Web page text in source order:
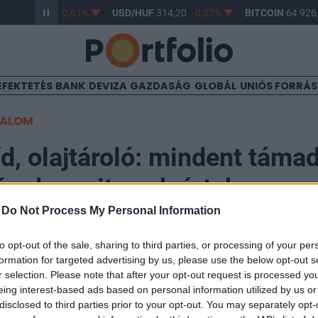
Do Not Process My Personal Information
opt-out of the sale, sharing to third parties, or processing of your
for targeted advertising by us, please use the below opt-out
selection. Please note that after your opt-out request is processed
interest-based ads based on personal information utilized by us
to third parties prior to your opt-out. You may separately
363,17 -0,61% USD/HUF314,20 -0,87% BITCOIN64
BANK DEVIZA GAZDASÁG GLOBÁL UNIÓS
olajtároló: mindent
amit csak értek
ukrán dróntámadások érték az oroszok által
megszállt Mariupolt, továbbá a Fekete-